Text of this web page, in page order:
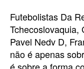
Futebolistas Da
Tchecoslovaquia,
Pavel Nedv D,
não é apenas